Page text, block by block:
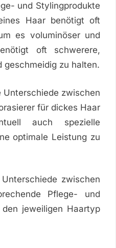
und Stylingprodukte
Haar benötigt oft
es voluminöser und
oft schwerere,
geschmeidig zu halten.
Unterschiede zwischen
für dickes Haar
auch spezielle
optimale Leistung zu
zwischen
Pflege- und
jeweiligen Haartyp